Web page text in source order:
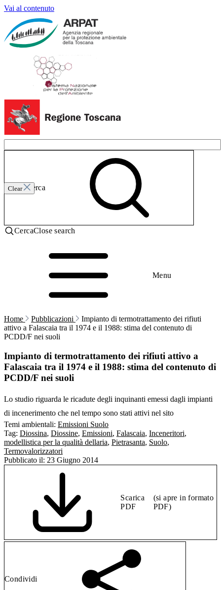
Vai al contenuto
Clear
Invia ricerca
CercaClose search
Menu
Home Pubblicazioni
Impianto di termotrattamento dei rifiuti
attivo a Falascaia tra il 1974 e il 1988: stima del contenuto di
PCDD/F nei suoli
Impianto di termotrattamento dei rifiuti attivo a
Falascaia tra il 1974 e il 1988: stima del contenuto di
PCDD/F nei suoli
Lo studio riguarda le ricadute degli inquinanti emessi dagli impianti
di incenerimento che nel tempo sono stati attivi nel sito
Temi ambientali: Emissioni Suolo
Tag: Diossina, Diossine, Emissioni, Falascaia, Inceneritori,
modellistica per la qualità dellaria, Pietrasanta, Suolo,
Termovalorizzatori
Pubblicato il: 23 Giugno 2014
Scarica
PDF
(si apre in formato
PDF)
Condividi